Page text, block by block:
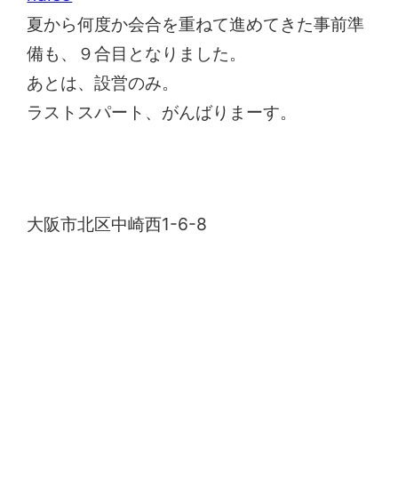
夏から何度か会合を重ねて進めてきた事前準
備も、９合目となりました。
あとは、設営のみ。
ラストスパート、がんばりまーす。
大阪市北区中崎西1-6-8